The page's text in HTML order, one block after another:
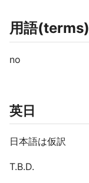
用語(terms)
no
英日
日本語は仮訳
T.B.D.